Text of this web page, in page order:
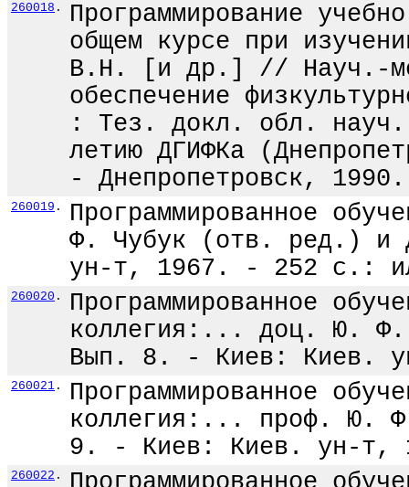
260018 .
Программирование
общем курсе при
В.Н. [и др.] // Науч.-
обеспечение
: Тез. докл. обл.
летию ДГИФКа
- Днепропетровск,
260019 .
Программированное
Ф. Чубук (отв. ред.) и
ун-т, 1967. - 252 с.:
260020 .
Программированное
коллегия:... доц. Ю.
Вып. 8. - Киев: Киев.
260021 .
Программированное
коллегия:... проф. Ю.
9. - Киев: Киев. ун-
260022 .